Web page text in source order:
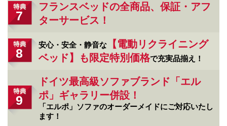
7
フランスベッドの全商品、保証・アフ
ターサービス！
8
安心・安全・静音な
【電動リクライニング
ベッド】も限定特別価格で充実品揃え！
9
ドイツ最高級ソファブランド「エル
ポ」ギャラリー併設！
「エルポ」ソファのオーダーメイドにご対応いたし
ます！